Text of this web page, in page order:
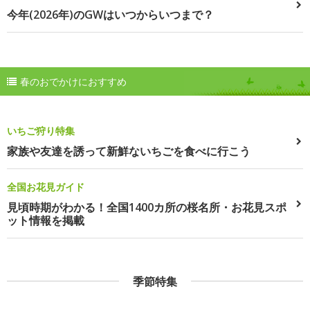
今年(2026年)のGWはいつからいつまで？
春のおでかけにおすすめ
いちご狩り特集
家族や友達を誘って新鮮ないちごを食べに行こう
全国お花見ガイド
見頃時期がわかる！全国1400カ所の桜名所・お花見スポ
ット情報を掲載
季節特集